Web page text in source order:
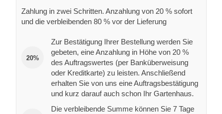
Zahlung in zwei Schritten. Anzahlung von 20 % sofort
und die verbleibenden 80 % vor der Lieferung
20%
Zur Bestätigung Ihrer Bestellung werden Sie
gebeten, eine Anzahlung in Höhe von 20 %
des Auftragswertes (per Banküberweisung
oder Kreditkarte) zu leisten. Anschließend
erhalten Sie von uns eine Auftragsbestätigung
und kurz darauf auch schon Ihr Gartenhaus.
Die verbleibende Summe können Sie 7 Tage